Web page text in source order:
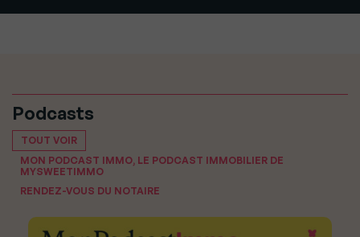
Podcasts
TOUT VOIR
MON PODCAST IMMO, LE PODCAST IMMOBILIER DE
MYSWEETIMMO
RENDEZ-VOUS DU NOTAIRE